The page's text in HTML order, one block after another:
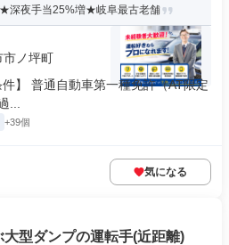
深夜手当25%増★岐阜最古老舗
市ノ坪町
】 普通自動車第一種免許（AT限定
...
+39個
気になる
型ダンプの運転手(近距離)